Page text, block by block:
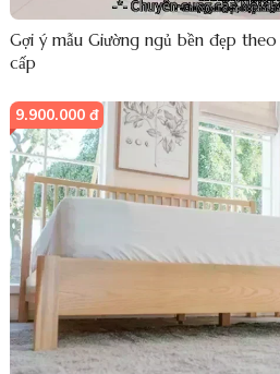
Gợi ý mẫu Giường ngủ bền đẹp
cấp
9.900.000 đ